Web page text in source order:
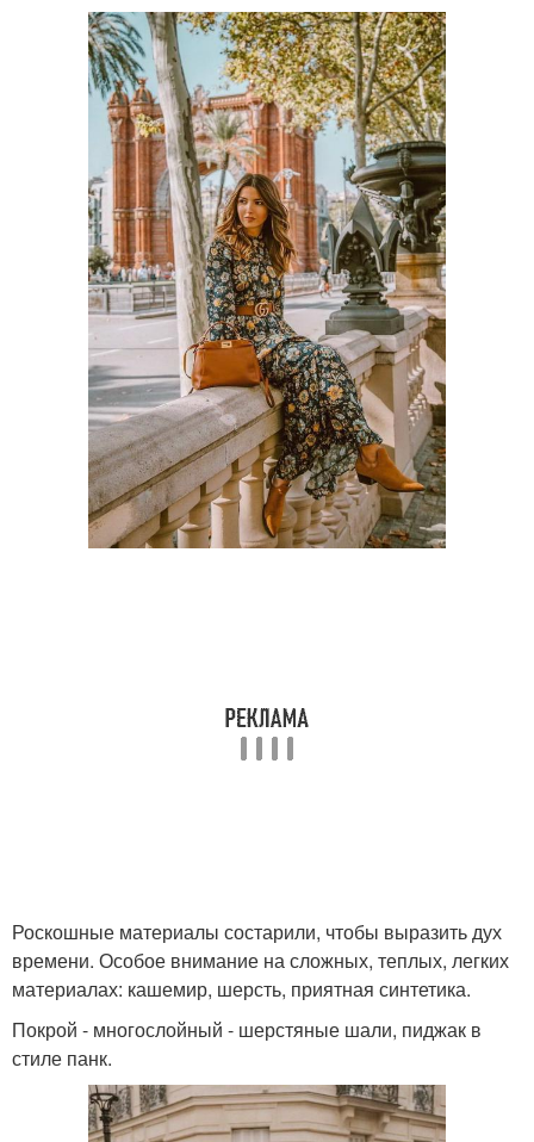
Роскошные материалы состарили, чтобы выразить дух
времени. Особое внимание на сложных, теплых, легких
материалах: кашемир, шерсть, приятная синтетика.
Покрой - многослойный - шерстяные шали, пиджак в
стиле панк.